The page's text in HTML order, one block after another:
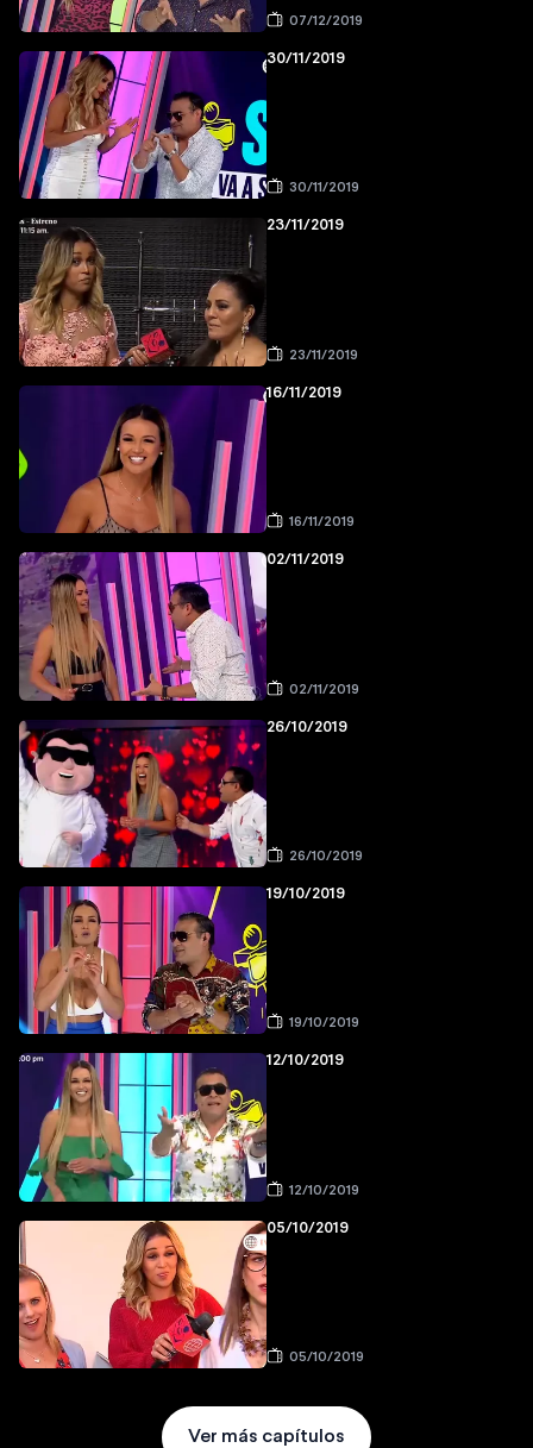
07/12/2019
30/11/2019
30/11/2019
23/11/2019
23/11/2019
16/11/2019
16/11/2019
02/11/2019
02/11/2019
26/10/2019
26/10/2019
19/10/2019
19/10/2019
12/10/2019
12/10/2019
05/10/2019
05/10/2019
Ver más capítulos